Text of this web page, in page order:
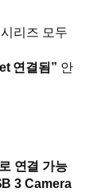
리즈 모두
연결됨” 안
연결 가능
3 Camera